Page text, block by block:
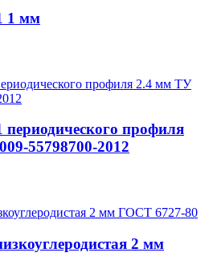
1 мм
профиля
55798700-2012
2 мм